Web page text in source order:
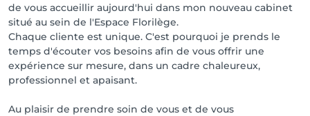
de vous accueillir aujourd'hui dans mon nouveau cabinet
situé au sein de l'Espace Florilège.
Chaque cliente est unique. C'est pourquoi je prends le
temps d'écouter vos besoins afin de vous offrir une
expérience sur mesure, dans un cadre chaleureux,
professionnel et apaisant.
Au plaisir de prendre soin de vous et de vous